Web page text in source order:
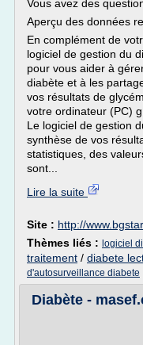
Vous avez des
Aperçu des données
En complément de
logiciel de gestion du
pour vous aider à
diabète et à les
vos résultats de
votre ordinateur (PC)
Le logiciel de gestion
synthèse de vos
statistiques, des
sont...
Lire la suite
Site : http://
Thèmes liés : logiciel
traitement / diabete
d'autosurveillance diabete
Diabète -